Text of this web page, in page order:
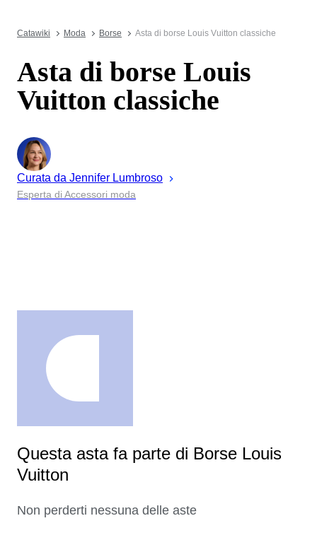
Catawiki Moda Borse Asta di borse Louis Vuitton classiche
Asta di borse Louis
Vuitton classiche
Curata da Jennifer Lumbroso
Esperta di Accessori moda
Questa asta fa parte di Borse Louis
Vuitton
Non perderti nessuna delle aste